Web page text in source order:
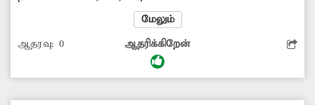
மேற்கொள்ளப்பட்டது. அதன்பிறகு சரிவர
சீரமைக்காததால் மேடு, பள்ளமாக
காட்சியளிக்கிறது. இதனால் வாகன ஓட்டிகள்
அடிக்கடி விபத்தில் சிக்கி வருகின்றனர். இதனை
மேலும்
ஆதரவு: 0 ஆதரிக்கிறேன்